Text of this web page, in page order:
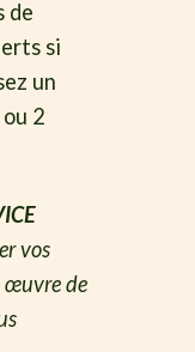
de
si
un
2
vos
œuvre de